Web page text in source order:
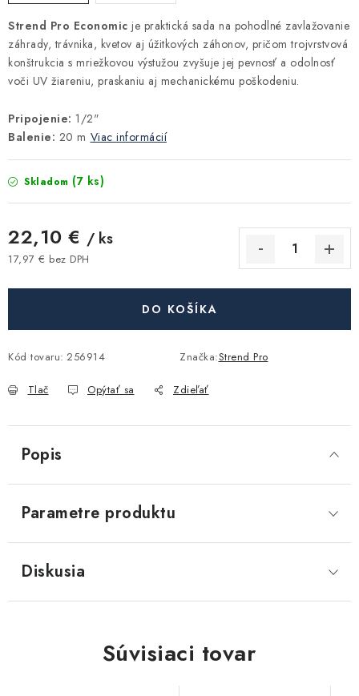
Kúpeľňa a sanita
Akcie, Zľavy
Podmienky ochrany osobných údajov
Obchodné podmienky požičovne náradia
Moja objednávka
Strend Pro Economic je praktická sada na pohodlné zavlažovanie
záhrady, trávnika, kvetov aj úžitkových záhonov, pričom trojvrstvová
konštrukcia s mriežkovou výstužou zvyšuje jej pevnosť a odolnosť
voči UV žiareniu, praskaniu aj mechanickému poškodeniu.
Pripojenie: 1/2"
Balenie: 20 m Viac informácií
Skladom (7 ks)
22,10 € / ks
17,97 € bez DPH
DO KOŠÍKA
Kód tovaru: 256914 Značka:Strend Pro
Tlač Opýtať sa Zdieľať
Popis
Parametre produktu
Diskusia
Súvisiaci tovar